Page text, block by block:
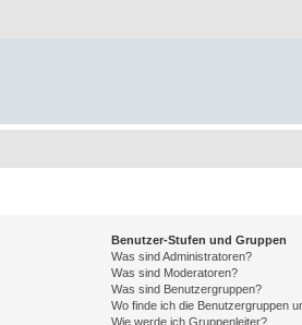
Benutzer-Stufen und Gruppen
Was sind Administratoren?
Was sind Moderatoren?
Was sind Benutzergruppen?
Wo finde ich die Benutzergruppen
Wie werde ich Gruppenleiter?